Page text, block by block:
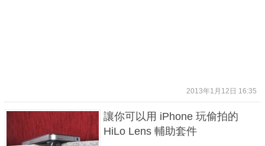
2013年1月12日 16:35
讓你可以用 iPhone 玩偷拍的
HiLo Lens 輔助套件